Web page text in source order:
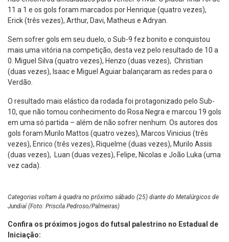
11 a 1 e os gols foram marcados por Henrique (quatro vezes),
Erick (três vezes), Arthur, Davi, Matheus e Adryan.
Sem sofrer gols em seu duelo, o Sub-9 fez bonito e conquistou
mais uma vitória na competição, desta vez pelo resultado de 10 a
0. Miguel Silva (quatro vezes), Henzo (duas vezes), Christian
(duas vezes), Isaac e Miguel Aguiar balançaram as redes para o
Verdão.
O resultado mais elástico da rodada foi protagonizado pelo Sub-
10, que não tomou conhecimento do Rosa Negra e marcou 19 gols
em uma só partida – além de não sofrer nenhum. Os autores dos
gols foram Murilo Mattos (quatro vezes), Marcos Vinicius (três
vezes), Enrico (três vezes), Riquelme (duas vezes), Murilo Assis
(duas vezes), Luan (duas vezes), Felipe, Nicolas e João Luka (uma
vez cada).
Categorias voltam à quadra no próximo sábado (25) diante do Metalúrgicos de
Jundiaí (Foto: Priscila Pedroso/Palmeiras)
Confira os próximos jogos do futsal palestrino no Estadual de
Iniciação: